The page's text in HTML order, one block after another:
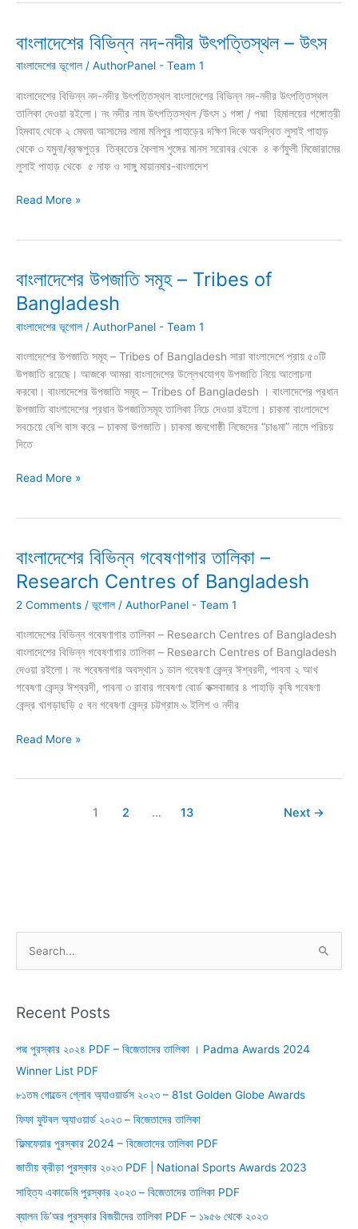
PDF
বাংলাদেশের বিভিন্ন নদ-নদীর উৎপত্তিস্থল – উৎস
বাংলাদেশের ভূগোল / AuthorPanel - Team 1
বাংলাদেশের বিভিন্ন নদ-নদীর উৎপত্তিস্থল বাংলাদেশের বিভিন্ন নদ-নদীর উৎপত্তিস্থল
তালিকা দেওয়া রইলো। নং নদীর নাম উৎপত্তিস্থল /উৎস ১ গঙ্গা / পদ্মা হিমালয়ের গঙ্গোত্রী
হিমবাহ থেকে ২ মেঘনা আসামের লামা মনিপুর পাহাড়ের দক্ষিণ দিকে অবস্থিত লুসাই পাহাড়
থেকে ৩ যমুনা/ব্রহ্মপুত্র তিব্বতের কৈলাস শৃঙ্গের মানস সরোবর থেকে ৪ কর্ণফুলী মিজোরামের
লুসাই পাহাড় থেকে ৫ নাফ ও সাঙ্গু মায়ানমার-বাংলাদেশ
বাংলাদেশের
–
উৎস
Read More »
বাংলাদেশের উপজাতি সমূহ – Tribes of
Bangladesh
বাংলাদেশের ভূগোল / AuthorPanel - Team 1
বাংলাদেশের উপজাতি সমূহ – Tribes of Bangladesh সারা বাংলাদেশে প্রায় ৫০টি
উপজাতি রয়েছে। আজকে আমরা বাংলাদেশের উল্লেখযোগ্য উপজাতি নিয়ে আলোচনা
করবো। বাংলাদেশের উপজাতি সমূহ – Tribes of Bangladesh । বাংলাদেশের প্রধান
উপজাতি বাংলাদেশের প্রধান উপজাতিসমূহ তালিকা নিচে দেওয়া রইলো। চাকমা বাংলাদেশে
সবচেয়ে বেশি বাস করে – চাকমা উপজাতি। চাকমা জনগোষ্ঠী নিজেদের “চাঙমা” নামে পরিচয়
দিতে
বাংলাদেশের
of
Bangladesh
Read More »
বাংলাদেশের বিভিন্ন গবেষণাগার তালিকা –
Research Centres of Bangladesh
2 Comments / ভূগোল / AuthorPanel - Team 1
বাংলাদেশের বিভিন্ন গবেষণাগার তালিকা – Research Centres of Bangladesh
বাংলাদেশের বিভিন্ন গবেষণাগার তালিকা – Research Centres of Bangladesh
দেওয়া রইলো। নং গবেষনাগার অবস্থান ১ ডাল গবেষণা কেন্দ্র ঈশ্বরদী, পাবনা ২ আখ
গবেষণা কেন্দ্র ঈশ্বরদী, পাবনা ৩ রাবার গবেষণা বোর্ড কক্সবাজার ৪ পাহাড়ি কৃষি গবেষণা
কেন্দ্র খাগড়াছড়ি ৫ বন গবেষণা কেন্দ্র চট্টগ্রাম ৬ ইলিশ ও নদীর
বাংলাদেশের
Read More »
1 2 … 13 Next →
r
h
f
o
r
:
Recent Posts
পদ্ম পুরস্কার ২০২৪ PDF – বিজেতাদের তালিকা । Padma Awards 2024
Winner List PDF
৮১তম গোল্ডেন গ্লোব অ্যাওয়ার্ডস ২০২৩ – 81st Golden Globe Awards
ফিফা ফুটবল অ্যাওয়ার্ড ২০২৩ – বিজেতাদের তালিকা
ফিল্মফেয়ার পুরস্কার 2024 – বিজেতাদের তালিকা PDF
জাতীয় ক্রীড়া পুরস্কার ২০২৩ PDF | National Sports Awards 2023
সাহিত্য একাডেমি পুরস্কার ২০২৩ – বিজেতাদের তালিকা PDF
ব্যালন ডি’অর পুরস্কার বিজয়ীদের তালিকা PDF – ১৯৫৬ থেকে ২০২৩